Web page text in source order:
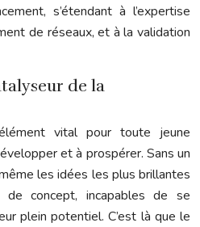
s’étendant à l’expertise
de réseaux, et à la validation
de la
vital pour toute jeune
et à prospérer. Sans un
les idées les plus brillantes
concept, incapables de se
plein potentiel. C’est là que le